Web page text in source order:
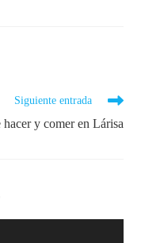
Siguiente entrada
hacer y comer en Lárisa